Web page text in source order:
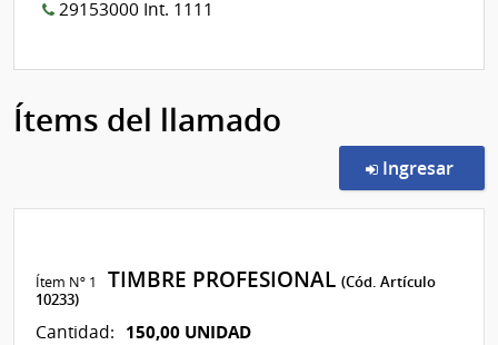
29153000 Int. 1111
Ítems del llamado
Ingresar
Ítem Nº 1 TIMBRE PROFESIONAL(Cód. Artículo
10233)
Cantidad: 150,00 UNIDAD